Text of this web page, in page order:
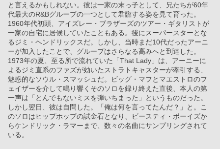
と言えるかもしれない。彼は一家の末っ子として、兄たちが60年
代最大のR&Bグループの一つとして君臨する姿を見て育った。
1960年代初頭、アイズレー・ブラザーズのツアー・ギタリストが
一家の自宅に居候していたこともある。後にスーパースターとな
るジミ・ヘンドリックスだ。しかし、当時まだ10代だったアーニ
ーが加入したことで、グループはさらなる高みへと到達した。
1973年の夏、至る所で流れていた「That Lady」は、アーニーに
よるジミ直系のファズが効いたストラトキャスターが牽引する、
魅惑的なソウル・スマッシュだ。ビッグ・マフとマエストロのフ
ェイザーを介して鳴り響くそのソロを録り終えた直後、本人の第
一声は「とんでもないミスを弾いちまった」というものだった。
しかし翌日、彼は自問した。「俺は何を言ってたんだ？」と。こ
のソロはヒップホップの試金石となり、ビースティ・ボーイズか
らケンドリック・ラマーまで、数々の名曲にサンプリングされて
いる。